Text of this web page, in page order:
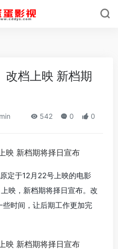
改档上映 新档期
542 0 0
定于12月22号上映的电影
上映，新档期将择日宣布。改
时间，让后期工作更加完